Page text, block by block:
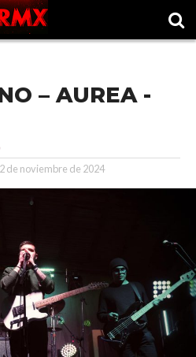
– AUREA -
de noviembre de 2024